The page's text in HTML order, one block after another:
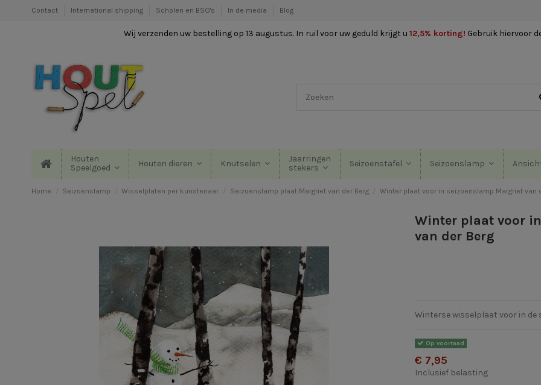
Contact International shipping Scholen en BSO's In de media Blog
Wij verzenden uw bestelling op 13 augustus. In ruil voor uw geduld krijgt u 12,5% korting! Gebruik hiervoor
Houten
Speelgoed
Houten dieren Knutselen
Jaarringen
stekers
Seizoenstafel Seizoenslamp
Home Seizoenslamp Wisselplaten per kunstenaar Seizoenslamp plaat Margriet van der Berg Winter plaat voor in seizoenslamp Margriet van
Winter plaat voor
van der Berg
Winterse wisselplaat voor in de
Op voorraad
€ 7,95
Inclusief belasting